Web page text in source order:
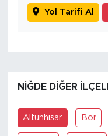
Yol Tarifi Al
NIĞDE DIĞER
Altunhisar Bor